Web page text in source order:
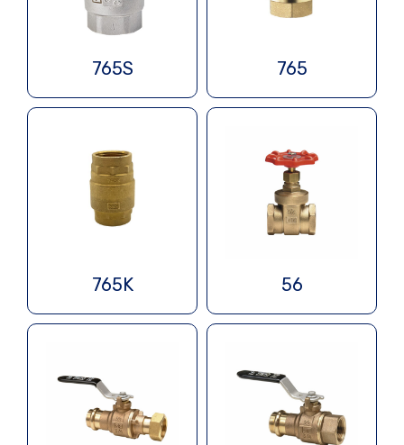
765S 765
765K 56